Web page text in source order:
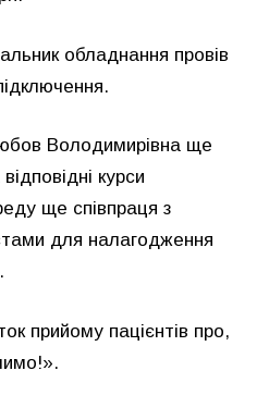
обладнання провів
Володимирівна ще
курси
ще співпраця з
для налагодження
прийому пацієнтів про,